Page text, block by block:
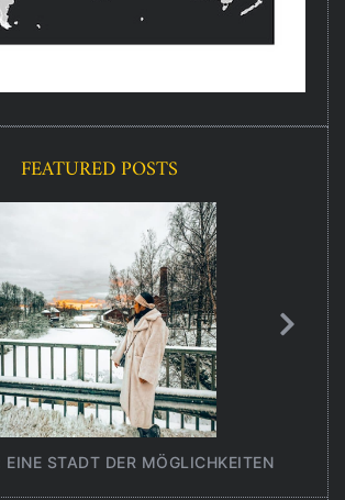
FEATURED POSTS
EINE STADT DER MÖGLICHKEITEN